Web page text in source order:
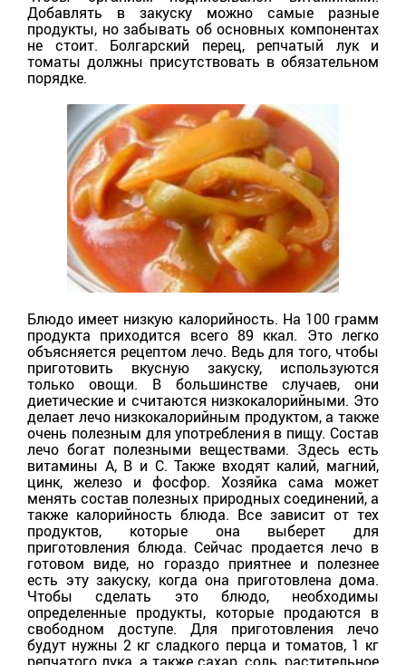
Добавлять в закуску можно самые разные
продукты, но забывать об основных компонентах
не стоит. Болгарский перец, репчатый лук и
томаты должны присутствовать в обязательном
порядке.
Блюдо имеет низкую калорийность. На 100 грамм
продукта приходится всего 89 ккал. Это легко
объясняется рецептом лечо. Ведь для того, чтобы
приготовить вкусную закуску, используются
только овощи. В большинстве случаев, они
диетические и считаются низкокалорийными. Это
делает лечо низкокалорийным продуктом, а также
очень полезным для употребления в пищу. Состав
лечо богат полезными веществами. Здесь есть
витамины А, В и С. Также входят калий, магний,
цинк, железо и фосфор. Хозяйка сама может
менять состав полезных природных соединений, а
также калорийность блюда. Все зависит от тех
продуктов, которые она выберет для
приготовления блюда. Сейчас продается лечо в
готовом виде, но гораздо приятнее и полезнее
есть эту закуску, когда она приготовлена дома.
Чтобы сделать это блюдо, необходимы
определенные продукты, которые продаются в
свободном доступе. Для приготовления лечо
будут нужны 2 кг сладкого перца и томатов, 1 кг